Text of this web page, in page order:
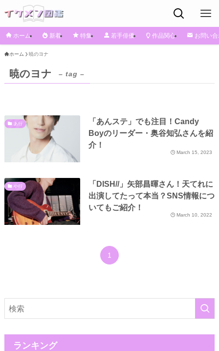
ホーム 新着 特集 若手俳優 作品関心 お問い
ホーム 暁のヨナ
暁のヨナ – tag –
あ行
「あんステ」でも注目！Candy
Boyのリーダー・奥谷知弘さんを紹
介！
March 15, 2023
や行
「DISH//」矢部昌暉さん！天てれに
出演してたって本当？SNS情報につ
いてもご紹介！
March 10, 2022
1
ランキング